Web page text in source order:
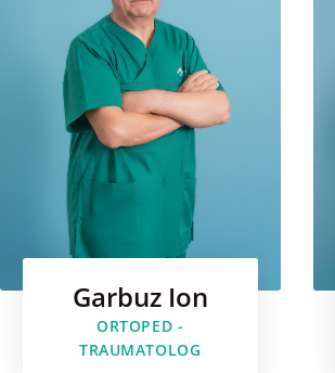
Garbuz Ion
ORTOPED -
TRAUMATOLOG